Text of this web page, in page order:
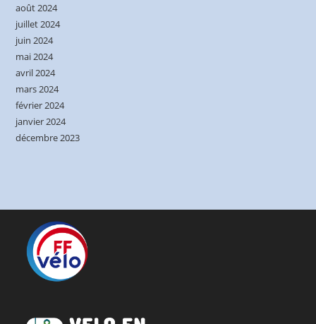
août 2024
juillet 2024
juin 2024
mai 2024
avril 2024
mars 2024
février 2024
janvier 2024
décembre 2023